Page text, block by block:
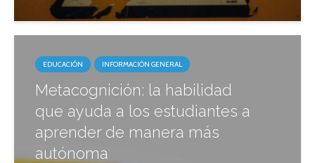
EDUCACIÓN INFORMACIÓN GENERAL
Metacognición: la habilidad
que ayuda a los estudiantes a
aprender de manera más
autónoma